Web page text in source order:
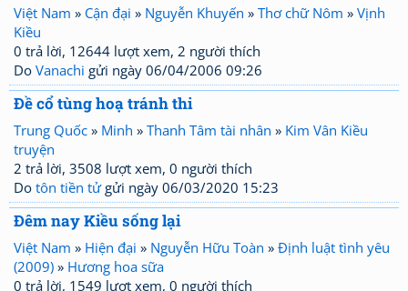
Việt Nam » Cận đại » Nguyễn Khuyến » Thơ chữ Nôm » Vịnh
Kiều
0 trả lời, 12644 lượt xem, 2 người thích
Do Vanachi gửi ngày 06/04/2006 09:26
Đề cổ tùng hoạ tránh thi
Trung Quốc » Minh » Thanh Tâm tài nhân » Kim Vân Kiều
truyện
2 trả lời, 3508 lượt xem, 0 người thích
Do tôn tiền tửgửi ngày 06/03/2020 15:23
Đêm nay Kiều sống lại
Việt Nam » Hiện đại » Nguyễn Hữu Toàn » Định luật tình yêu
(2009) » Hương hoa sữa
0 trả lời, 1549 lượt xem, 0 người thích